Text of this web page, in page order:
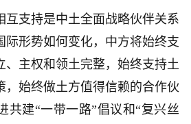
支持是中土全面战略伙伴关系
际形势如何变化，中方将始终支
、主权和领土完整，始终支持土
，始终做土方值得信赖的合作伙
共建“一带一路”倡议和“复兴丝